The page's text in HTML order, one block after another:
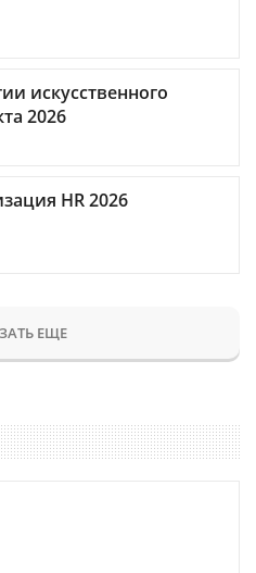
искусственного
2026
HR 2026
ЕЩЕ